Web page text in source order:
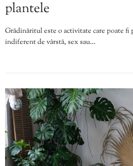
plantele
Grădinăritul este o activitate care poate fi
indiferent de vârstă, sex sau…